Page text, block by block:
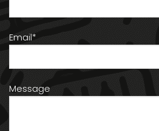
Email*
Message